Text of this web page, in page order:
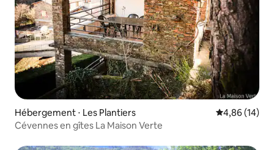
Hébergement ⋅ Les Plantiers Évaluation
4,86 (14)
Cévennes en gîtes La Maison Verte